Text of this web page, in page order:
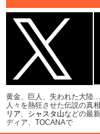
黄金、巨人、失われた大陸
人々を熱狂させた伝説の真
リア、 シャスタ山などの最
ディア、TOCANAで